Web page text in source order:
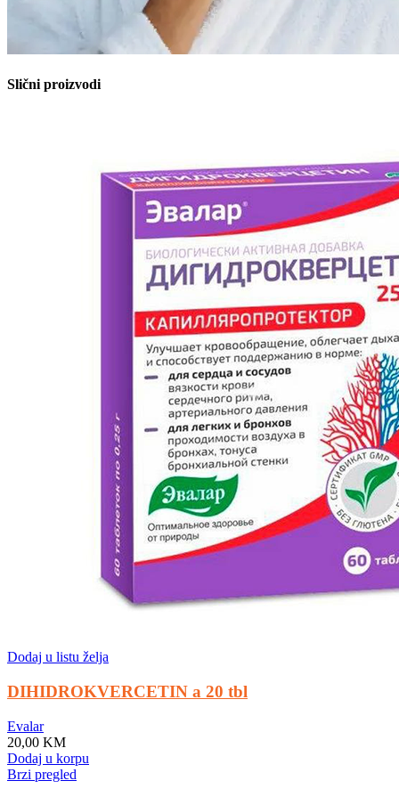
Slični proizvodi
Dodaj u listu želja
DIHIDROKVERCETIN a 20 tbl
Evalar
20,00 KM
Dodaj u korpu
Brzi pregled